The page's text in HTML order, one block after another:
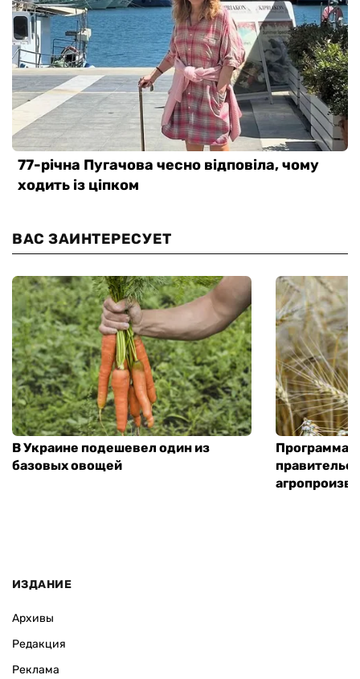
ВАС ЗАИНТЕРЕСУЕТ
В Украине подешевел один из
базовых овощей
Программа
ИЗДАНИЕ
Архивы
Редакция
Реклама